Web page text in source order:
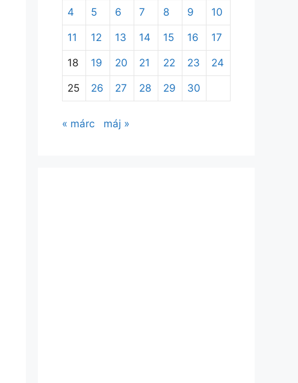
4 5 6 7 8 9 10
11 12 13 14 15 16 17
18 19 20 21 22 23 24
25 26 27 28 29 30
« márc máj »